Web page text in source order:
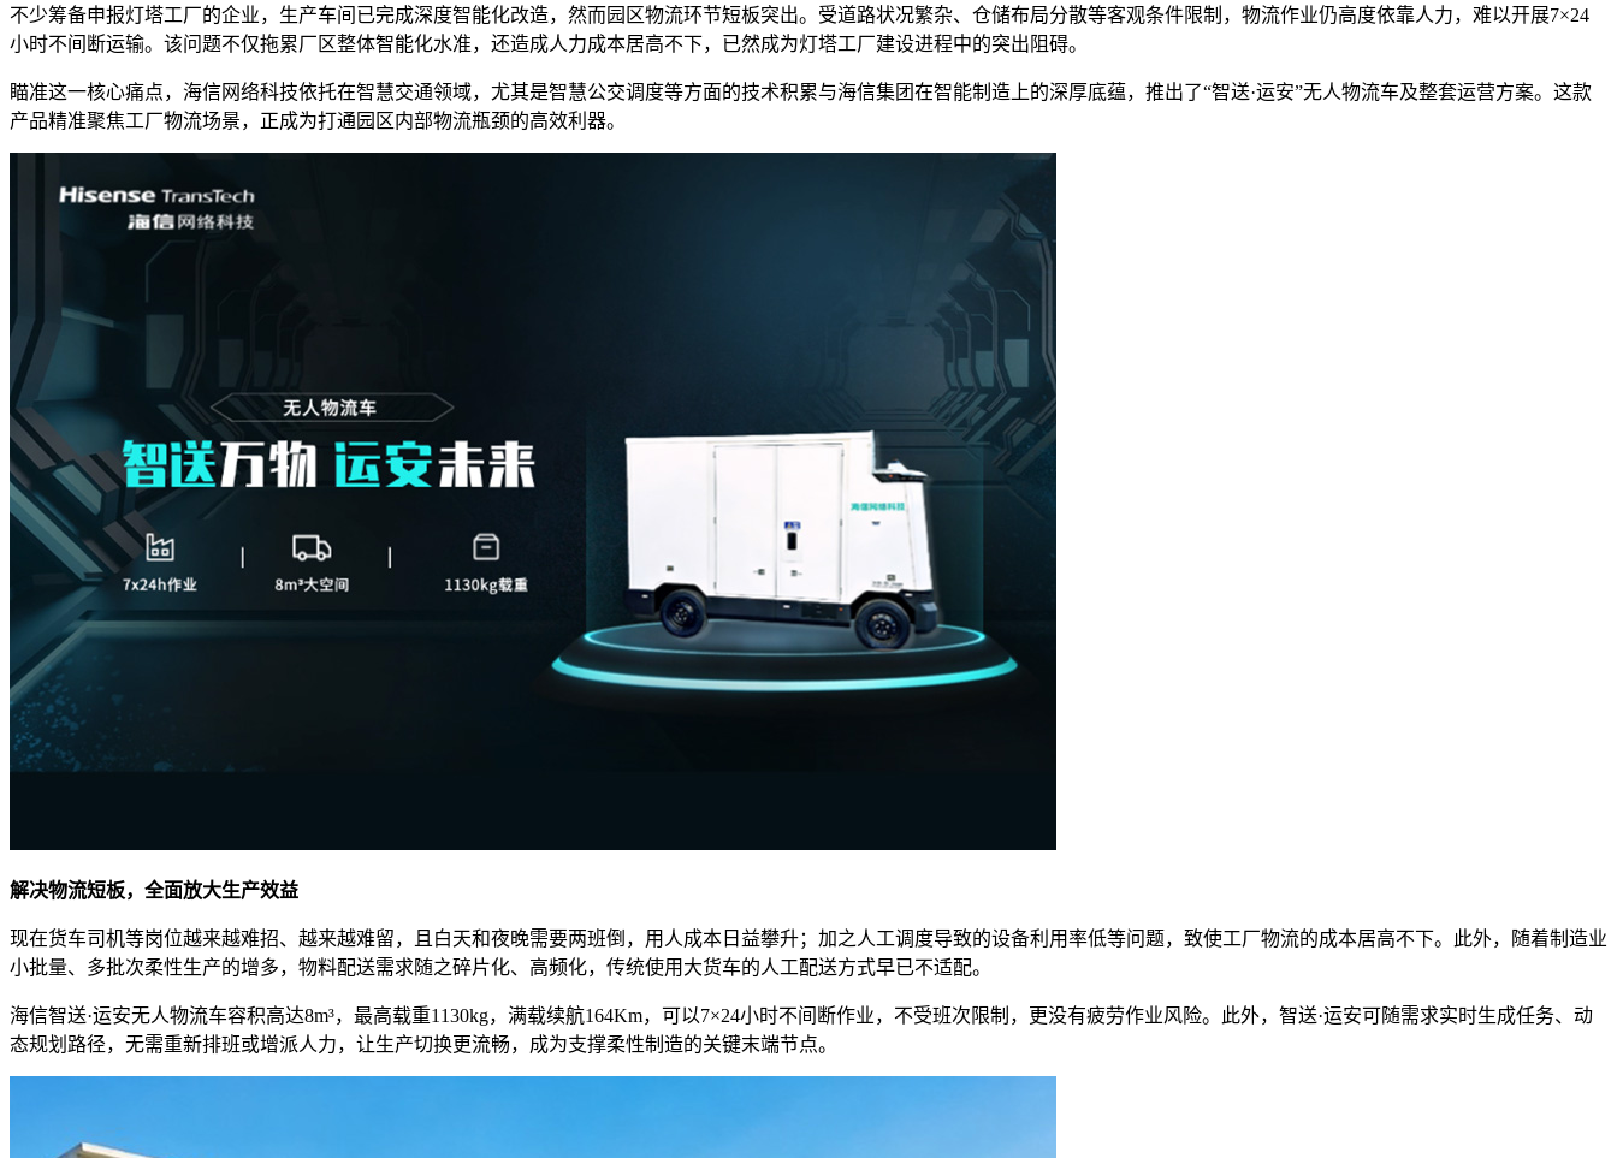
不少筹备申报灯塔工厂的企业，生产车间已完成深度智能化改造，然而园区物流环节短板突出。受道路状况繁杂、仓储布局分散等客观条件限制，物流作业仍高度依靠人力，难以开展7×24
小时不间断运输。该问题不仅拖累厂区整体智能化水准，还造成人力成本居高不下，已然成为灯塔工厂建设进程中的突出阻碍。
瞄准这一核心痛点，海信网络科技依托在智慧交通领域，尤其是智慧公交调度等方面的技术积累与海信集团在智能制造上的深厚底蕴，推出了“智送·运安”无人物流车及整套运营方案。这款
产品精准聚焦工厂物流场景，正成为打通园区内部物流瓶颈的高效利器。
解决物流短板，全面放大生产效益
现在货车司机等岗位越来越难招、越来越难留，且白天和夜晚需要两班倒，用人成本日益攀升；加之人工调度导致的设备利用率低等问题，致使工厂物流的成本居高不下。此外，随着制造业
小批量、多批次柔性生产的增多，物料配送需求随之碎片化、高频化，传统使用大货车的人工配送方式早已不适配。
海信智送·运安无人物流车容积高达8m³，最高载重1130kg，满载续航164Km，可以7×24小时不间断作业，不受班次限制，更没有疲劳作业风险。此外，智送·运安可随需求实时生成任务、动
态规划路径，无需重新排班或增派人力，让生产切换更流畅，成为支撑柔性制造的关键末端节点。